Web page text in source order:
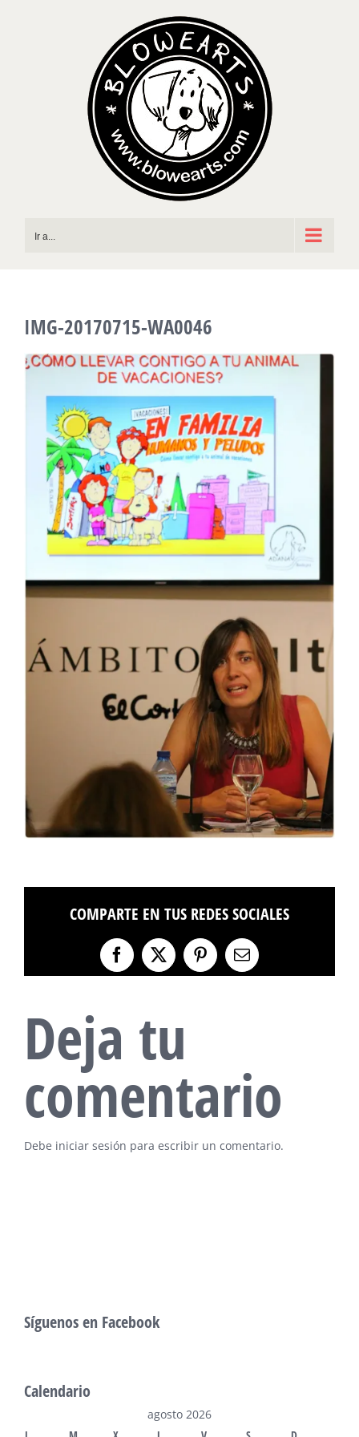
Ir a...
IMG-20170715-WA0046
COMPARTE EN TUS REDES SOCIALES
Facebook
X PinterestCorreo
electrónico
Deja tu
comentario
Debe iniciar sesión para escribir un comentario.
Síguenos en Facebook
Calendario
agosto 2026